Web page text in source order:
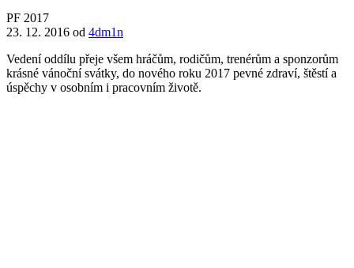
PF 2017
23. 12. 2016 od 4dm1n
Vedení oddílu přeje všem hráčům, rodičům, trenérům a sponzorům
krásné vánoční svátky, do nového roku 2017 pevné zdraví, štěstí a
úspěchy v osobním i pracovním životě.